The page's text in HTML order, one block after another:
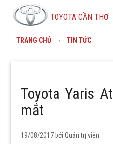
TOYOTA CẦN THƠ
TRANG CHỦ TIN TỨC
Toyota Yaris
mắt
19/08/2017 bởiQuản trị viên